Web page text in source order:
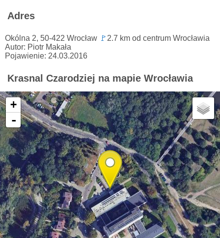
Adres
Okólna 2, 50-422 Wrocław 🚩 2.7 km od centrum Wrocławia
Autor: Piotr Makała
Pojawienie: 24.03.2016
Krasnal Czarodziej na mapie Wrocławia
+
-